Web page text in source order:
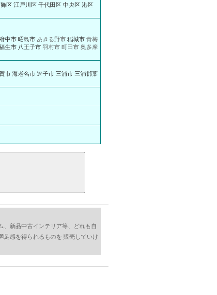
区 江戸川区 千代田区 中央区 港区
府中市 昭島市あきる野市 稲城市青梅
生市 八王子市羽村市 町田市 奥多摩
市 海老名市 逗子市 三浦市 三浦郡葉
、新品中古インテリア等、どれも自
足感を得られるものを 販売していけ